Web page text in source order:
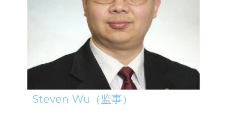
Steven Wu（监事）